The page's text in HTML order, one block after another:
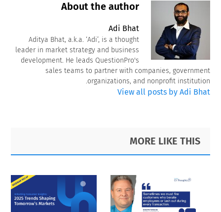
About the author
Adi Bhat
Aditya Bhat, a.k.a. ‘Adi’, is a thought
leader in market strategy and business
development. He leads QuestionPro's
sales teams to partner with companies, government
organizations, and nonprofit institution.
View all posts by Adi Bhat
Primary
Sidebar
Footer
MORE LIKE THIS